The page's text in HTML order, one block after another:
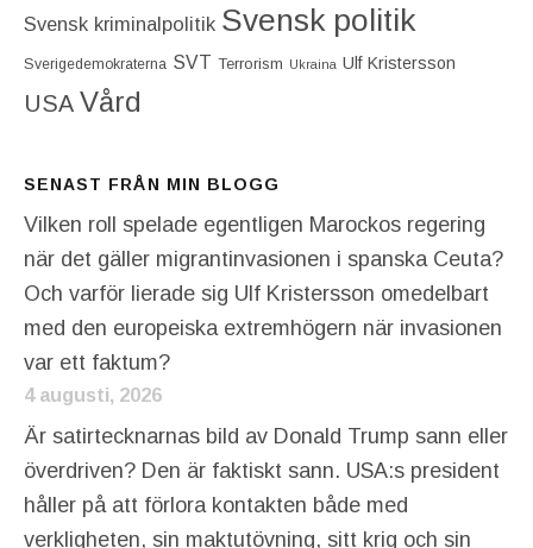
Svensk kriminalpolitik Svensk politik
Sverigedemokraterna SVT Terrorism Ukraina Ulf Kristersson
USA Vård
SENAST FRÅN MIN BLOGG
Vilken roll spelade egentligen Marockos regering
när det gäller migrantinvasionen i spanska Ceuta?
Och varför lierade sig Ulf Kristersson omedelbart
med den europeiska extremhögern när invasionen
var ett faktum?
4 augusti, 2026
Är satirtecknarnas bild av Donald Trump sann eller
överdriven? Den är faktiskt sann. USA:s president
håller på att förlora kontakten både med
verkligheten, sin maktutövning, sitt krig och sin